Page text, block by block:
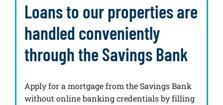
Loans to our properties are
handled conveniently
through the Savings Bank
Apply for a mortgage from the Savings Bank
without online banking credentials by filling